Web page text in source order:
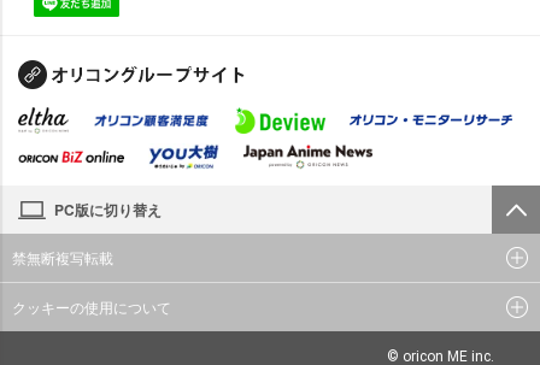
PC版に切り替え
禁無断複写転載
クッキーの使用について
© oricon ME inc.